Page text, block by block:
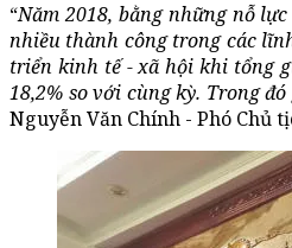
“Năm 2018, bằng những nỗ
nhiều thành công trong các
triển kinh tế - xã hội khi tổng
18,2% so với cùng kỳ. Trong
Nguyễn Văn Chính - Phó Chủ